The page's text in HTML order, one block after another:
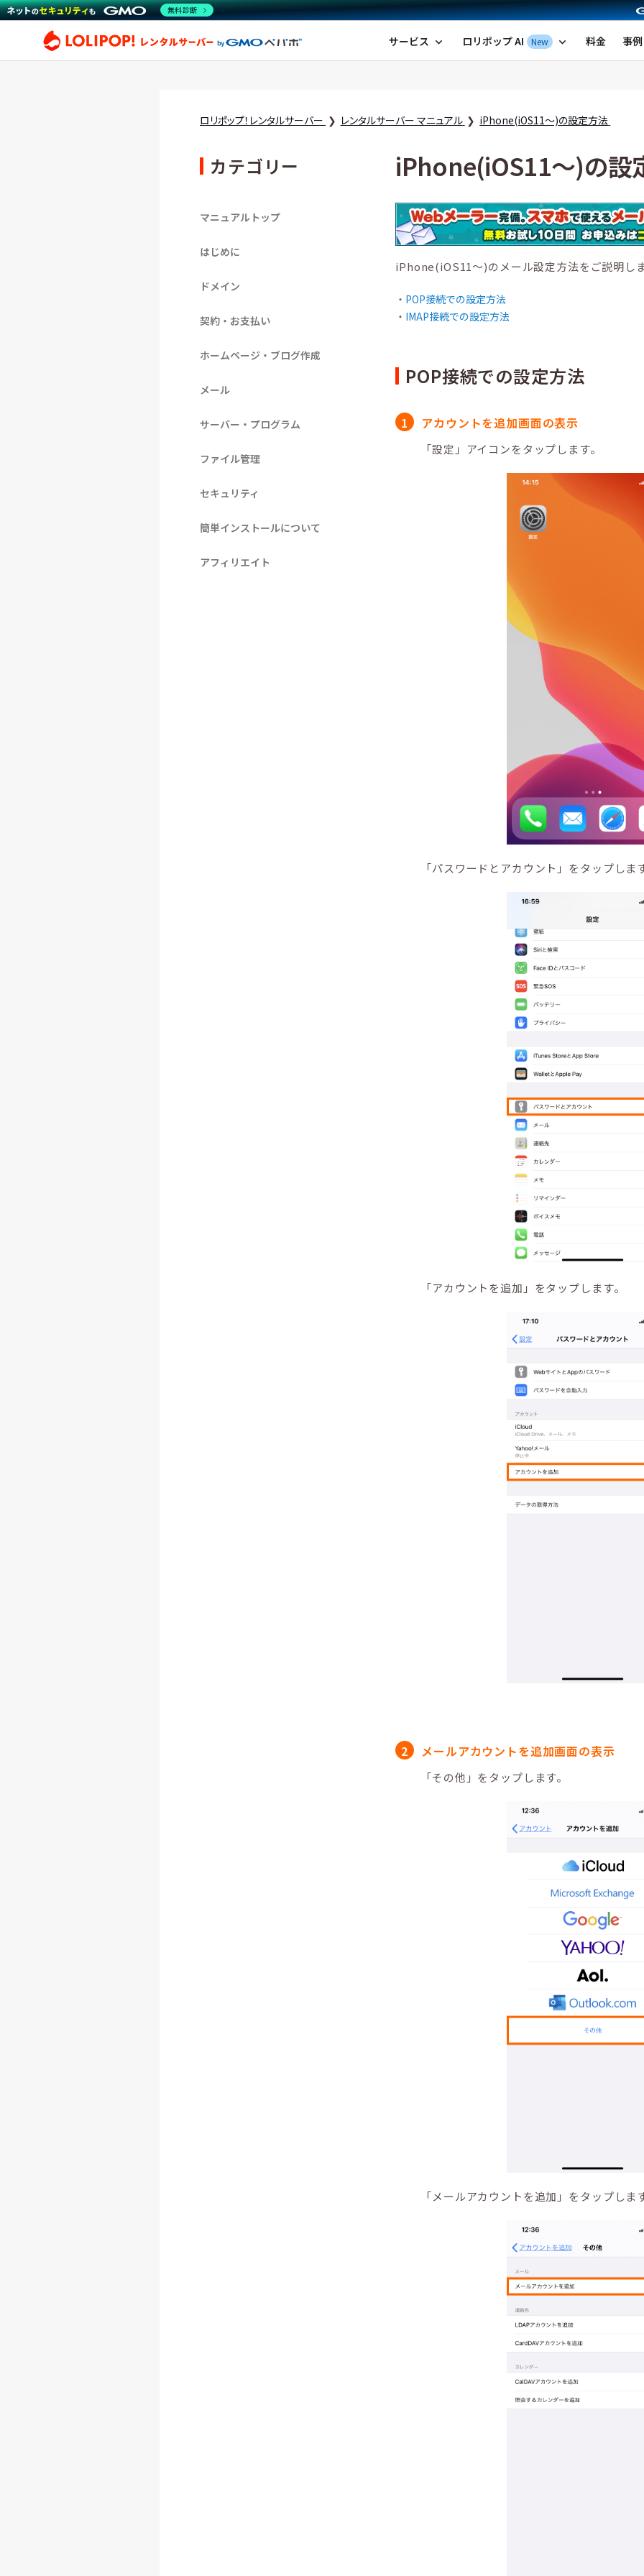
ロリポップ！レンタルサーバー by GMOペパボ
サービス expand_more ロリポップ AI New expand_more 料金 事例
ロリポップ！レンタルサーバー レンタルサーバー マニュアル iPhone(iOS11〜)の設定方法
カテゴリー
マニュアルトップ
はじめに
ドメイン
契約・お支払い
ホームページ・ブログ作成
メール
サーバー・プログラム
ファイル管理
セキュリティ
簡単インストールについて
アフィリエイト
iPhone(iOS11〜)の設
iPhone(iOS11〜)のメール設定方法をご説明し
POP接続での設定方法
IMAP接続での設定方法
POP接続での設定方法
アカウントを追加画面の表示
「設定」アイコンをタップします。
「パスワードとアカウント」をタップしま
「アカウントを追加」をタップします。
メールアカウントを追加画面の表示
「その他」をタップします。
「メールアカウントを追加」をタップしま
無料診断